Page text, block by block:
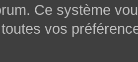
Ce système
vos